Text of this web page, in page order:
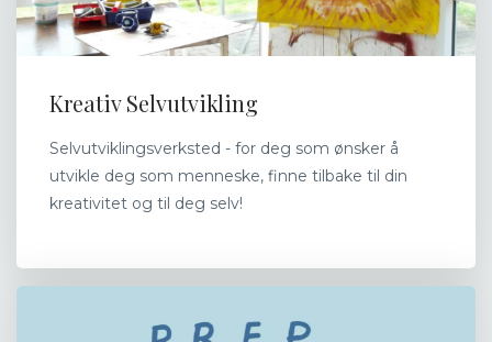
Kreativ Selvutvikling
Selvutviklingsverksted - for deg som ønsker å
utvikle deg som menneske, finne tilbake til din
kreativitet og til deg selv!